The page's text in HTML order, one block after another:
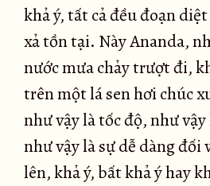
khả ý, tất cả đều đoạn
xả tồn tại. Này Ananda,
nước mưa chảy trượt đi,
trên một lá sen hơi chúc
như vậy là tốc độ, như
như vậy là sự dễ dàng đối
lên, khả ý, bất khả ý hay